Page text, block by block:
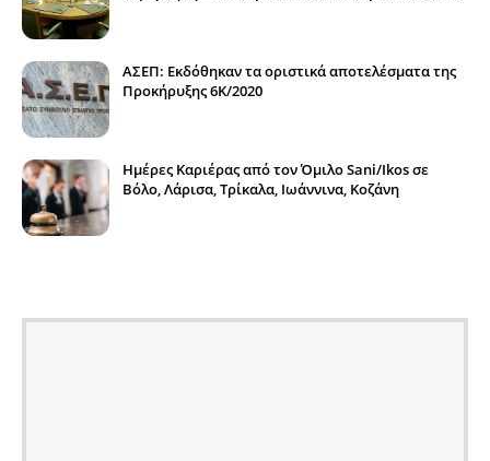
ΑΣΕΠ: Εκδόθηκαν τα οριστικά αποτελέσματα της
Προκήρυξης 6Κ/2020
Ημέρες Καριέρας από τον Όμιλο Sani/Ikos σε
Βόλο, Λάρισα, Τρίκαλα, Ιωάννινα, Κοζάνη